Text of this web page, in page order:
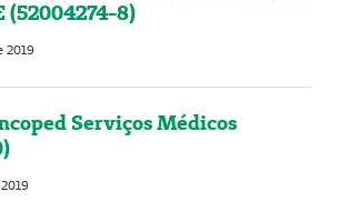
(52004274-8)
2019
Serviços Médicos